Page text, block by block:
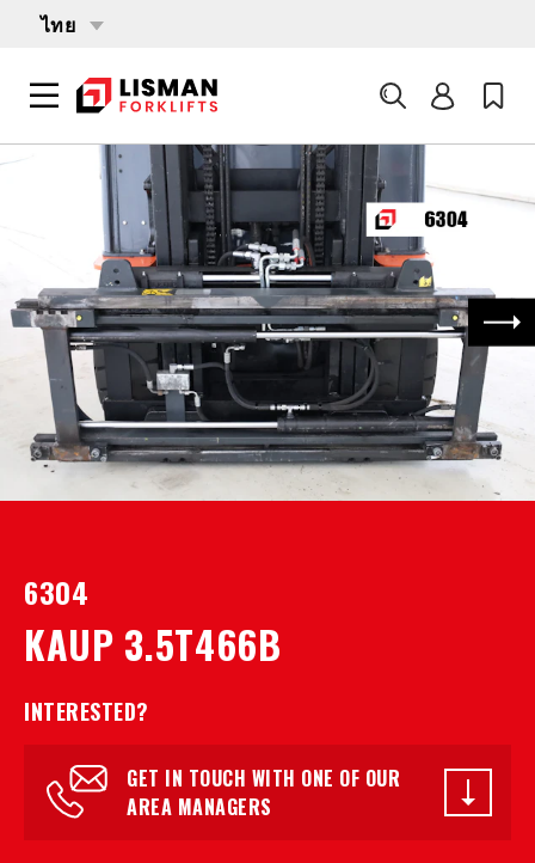
ไทย
ค้นหา
หน้าหลัก
PRODUCTS
เอกสารแนบ
6304 KAUP 3.5T466B
ถัด
6304
KAUP 3.5T466B
INTERESTED?
GET IN TOUCH WITH ONE OF OUR
AREA MANAGERS